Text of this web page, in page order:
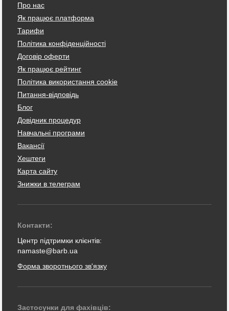
Про нас
Як працює платформа
Тарифи
Політика конфіденційності
Договір оферти
Як працює рейтинг
Політика використання cookie
Питання-відповідь
Блог
Довідник процедур
Навчальні програми
Вакансії
Хештеги
Карта сайту
Знижки в телеграм
Контакти:
Центр підтримки клієнтів:
namaste@barb.ua
Форма зворотнього зв'язку
Застосунки для фахівців: